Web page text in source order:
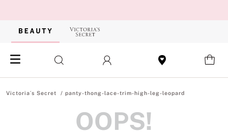
panty-thong-lace-trim-high-leg-leopard
OOPS!